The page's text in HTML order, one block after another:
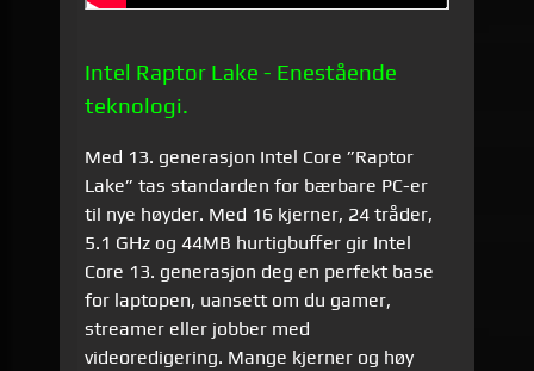
Intel Raptor Lake - Enestående
teknologi.
Med 13. generasjon Intel Core ”Raptor
Lake” tas standarden for bærbare PC-er
til nye høyder. Med 16 kjerner, 24 tråder,
5.1 GHz og 44MB hurtigbuffer gir Intel
Core 13. generasjon deg en perfekt base
for laptopen, uansett om du gamer,
streamer eller jobber med
videoredigering. Mange kjerner og høy